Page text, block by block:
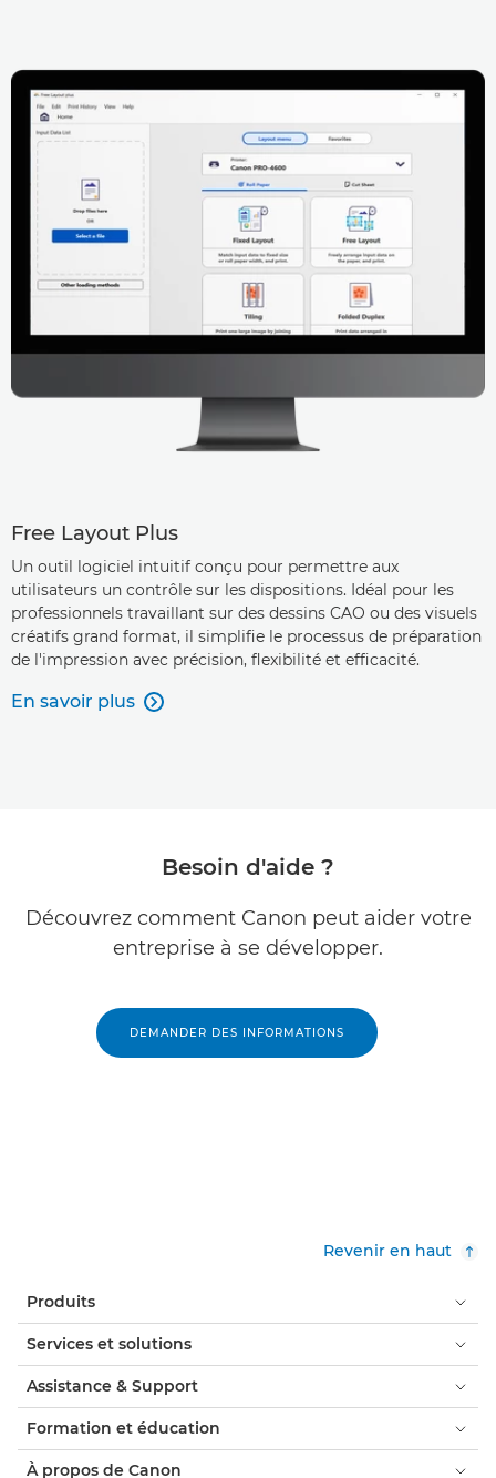
Free Layout Plus
Un outil logiciel intuitif conçu pour permettre aux
utilisateurs un contrôle sur les dispositions. Idéal pour les
professionnels travaillant sur des dessins CAO ou des visuels
créatifs grand format, il simplifie le processus de préparation
de l'impression avec précision, flexibilité et efficacité.
En savoir plus 
Besoin d'aide ?
Découvrez comment Canon peut aider votre
entreprise à se développer.
DEMANDER DES INFORMATIONS
Revenir en haut
Produits
Services et solutions
Assistance & Support
Formation et éducation
À propos de Canon